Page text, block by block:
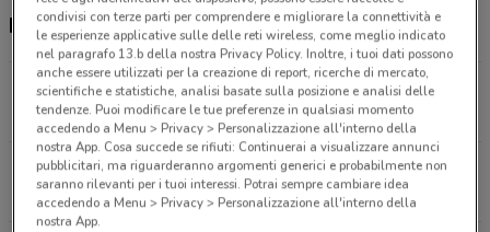
Negozi Stokke a Gallarate
Via Trombini 5 Gallarate
253 m
CORSO SEMPIONE, 4 Busto Arsizio
7.3 km
condivisi con terze parti per comprendere e migliorare la connettività e
le esperienze applicative sulle delle reti wireless, come meglio indicato
nel paragrafo 13.b della nostra Privacy Policy. Inoltre, i tuoi dati possono
anche essere utilizzati per la creazione di report, ricerche di mercato,
scientifiche e statistiche, analisi basate sulla posizione e analisi delle
tendenze. Puoi modificare le tue preferenze in qualsiasi momento
accedendo a Menu > Privacy > Personalizzazione all'interno della
nostra App. Cosa succede se rifiuti: Continuerai a visualizzare annunci
pubblicitari, ma riguarderanno argomenti generici e probabilmente non
saranno rilevanti per i tuoi interessi. Potrai sempre cambiare idea
accedendo a Menu > Privacy > Personalizzazione all'interno della
nostra App.